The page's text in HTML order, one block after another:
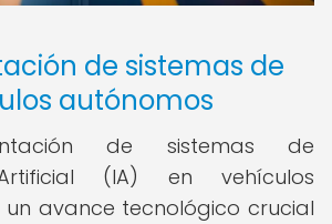
de sistemas de
autónomos
de sistemas de
(IA) en vehículos
avance tecnológico crucial